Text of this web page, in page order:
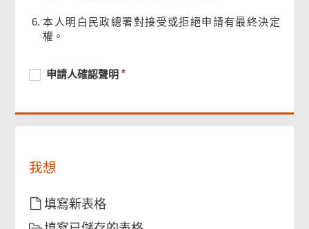
本人明白民政總署對接受或拒絕申請有最終決定
權。
申
確
明
必
供
申請人確認聲明
必
供
我想
填寫新表格